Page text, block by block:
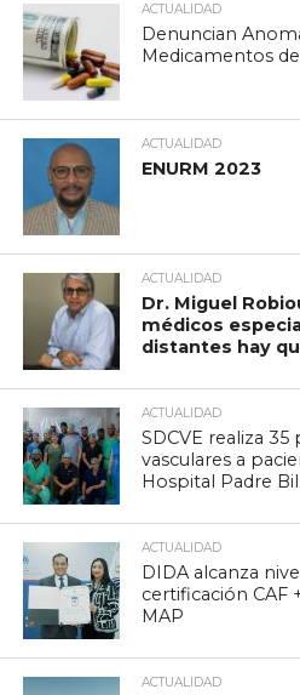
ACTUALIDAD
Denuncian
Medicamentos
ACTUALIDAD
ENURM 2023
ACTUALIDAD
Dr. Miguel
médicos
distantes hay
ACTUALIDAD
SDCVE realiza
vasculares a
Hospital Padre
ACTUALIDAD
DIDA alcanza
certificación CAF
MAP
ACTUALIDAD